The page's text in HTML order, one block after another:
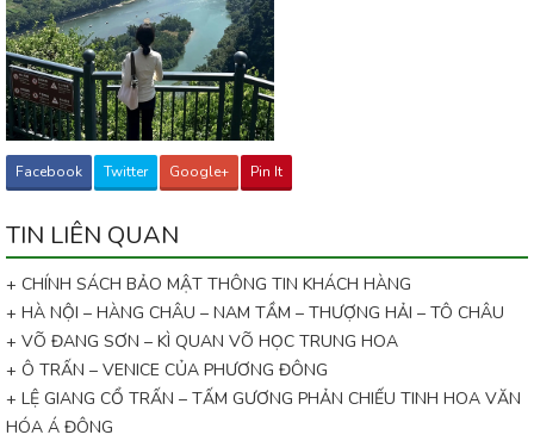
Facebook Twitter Google+ Pin It
TIN LIÊN QUAN
+ CHÍNH SÁCH BẢO MẬT THÔNG TIN KHÁCH HÀNG
+ HÀ NỘI – HÀNG CHÂU – NAM TẦM – THƯỢNG HẢI – TÔ CHÂU
+ VÕ ĐANG SƠN – KÌ QUAN VÕ HỌC TRUNG HOA
+ Ô TRẤN – VENICE CỦA PHƯƠNG ĐÔNG
+ LỆ GIANG CỔ TRẤN – TẤM GƯƠNG PHẢN CHIẾU TINH HOA VĂN
HÓA Á ĐÔNG